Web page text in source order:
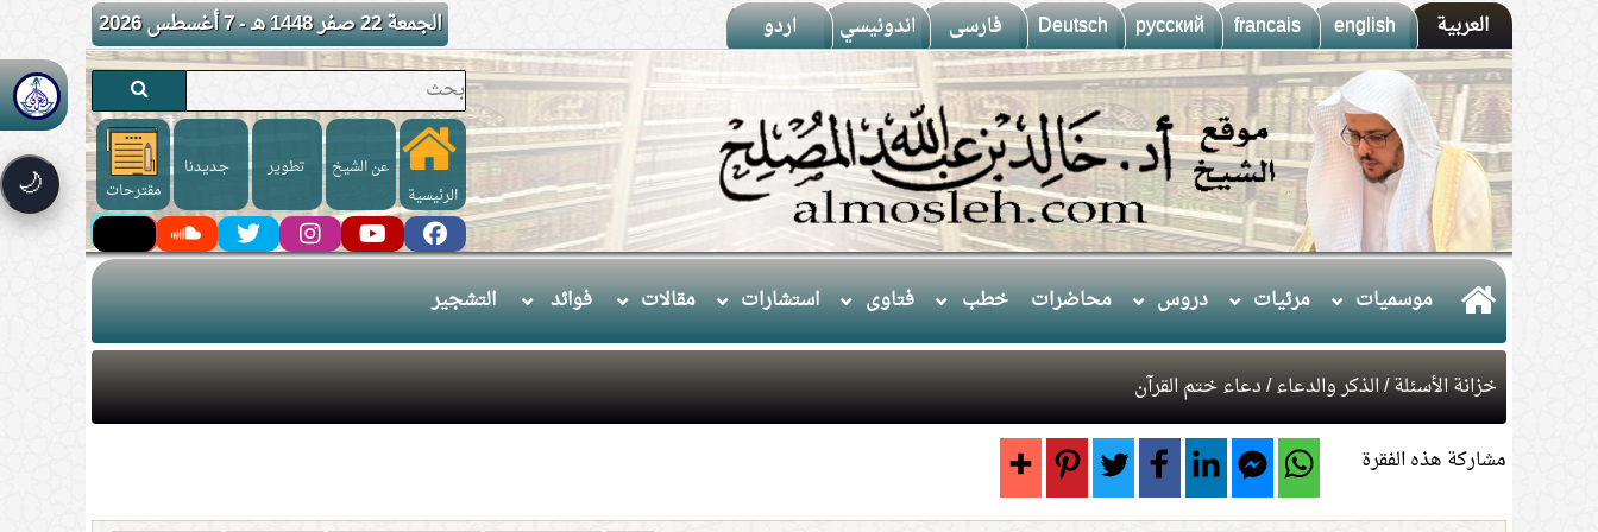
العربية english
francais
русский
Deutsch فارسى اندونيسي اردو الجمعة 22 صفر 1448 هـ - 7 أغسطس 2026
🌙 الرئيسية
عن الشيخ تطوير
جـديـدنا
مقترحات
موسميات مرئيات دروس محاضرات خطب فتاوى استشارات مقالات فوائد التشجير
خزانة الأسئلة/الذكر والدعاء/ دعاء ختم القرآن
مشاركة هذه الفقرة